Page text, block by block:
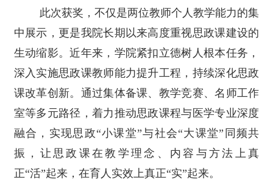
此次获奖，不仅是两位教师个人教学能力的集
中展示，更是我院长期以来高度重视思政课建设的
生动缩影。近年来，学院紧扣立德树人根本任务，
深入实施思政课教师能力提升工程，持续深化思政
课改革创新。通过集体备课、教学竞赛、名师工作
室等多元路径，着力推动思政课程与医学专业深度
融合，实现思政“小课堂”与社会“大课堂”同频共
振，让思政课在教学理念、内容与方法上真
正“活”起来，在育人实效上真正“实”起来。